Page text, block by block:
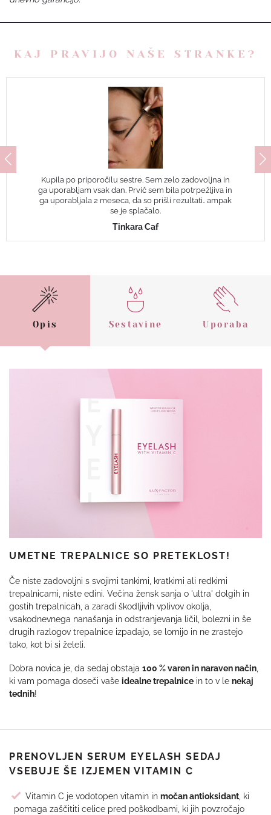
KAJ PRAVIJO NAŠE STRANKE?
Kupila po priporočilu sestre. Sem zelo zadovoljna in
ga uporabljam vsak dan. Prvič sem bila potrpežljiva in
ga uporabljala 2 meseca, da so prišli rezultati.. ampak
se je splačalo.
Tinkara Caf
Opis Sestavine Uporaba
UMETNE TREPALNICE SO PRETEKLOST!
Če niste zadovoljni s svojimi tankimi, kratkimi ali redkimi
trepalnicami, niste edini. Večina žensk sanja o 'ultra' dolgih in
gostih trepalnicah, a zaradi škodljivih vplivov okolja,
vsakodnevnega nanašanja in odstranjevanja ličil, bolezni in še
drugih razlogov trepalnice izpadajo, se lomijo in ne zrastejo
tako, kot bi si želeli.
Dobra novica je, da sedaj obstaja 100 % varen in naraven način
ki vam pomaga doseči vaše idealne trepalnice in to v le nekaj
tednih!
PRENOVLJEN SERUM EYELASH SEDAJ
VSEBUJE ŠE IZJEMEN VITAMIN C
Vitamin C je vodotopen vitamin in močan antioksidant, ki
pomaga zaščititi celice pred poškodbami, ki jih povzročajo